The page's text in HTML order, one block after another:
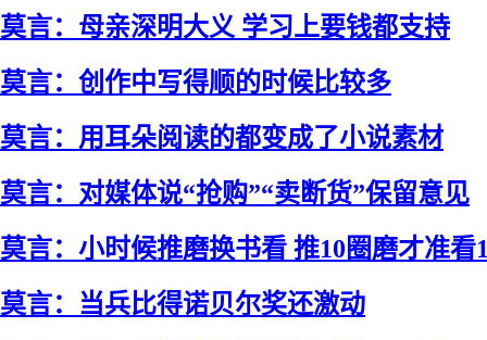
莫言：母亲深明大义 学习上要钱都支持
莫言：创作中写得顺的时候比较多
莫言：用耳朵阅读的都变成了小说素材
莫言：对媒体说“抢购”“卖断货”保留意见
莫言：小时候推磨换书看 推10圈磨才准看
莫言：当兵比得诺贝尔奖还激动